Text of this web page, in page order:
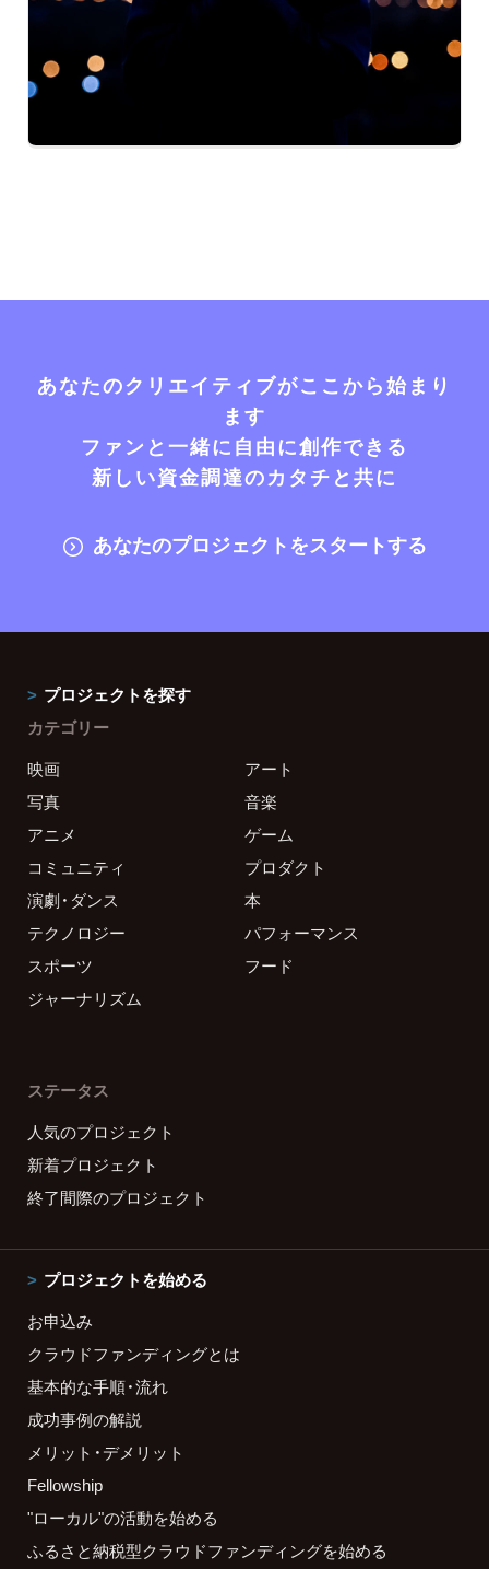
あなたのクリエイティブがここから始まり
ます
ファンと一緒に自由に創作できる
新しい資金調達のカタチと共に
あなたのプロジェクトをスタートする
プロジェクトを探す
カテゴリー
映画
アート
写真
音楽
アニメ
ゲーム
コミュニティ
プロダクト
演劇・ダンス
本
テクノロジー
パフォーマンス
スポーツ
フード
ジャーナリズム
ステータス
人気のプロジェクト
新着プロジェクト
終了間際のプロジェクト
プロジェクトを始める
お申込み
クラウドファンディングとは
基本的な手順・流れ
成功事例の解説
メリット・デメリット
Fellowship
"ローカル"の活動を始める
ふるさと納税型クラウドファンディングを始める